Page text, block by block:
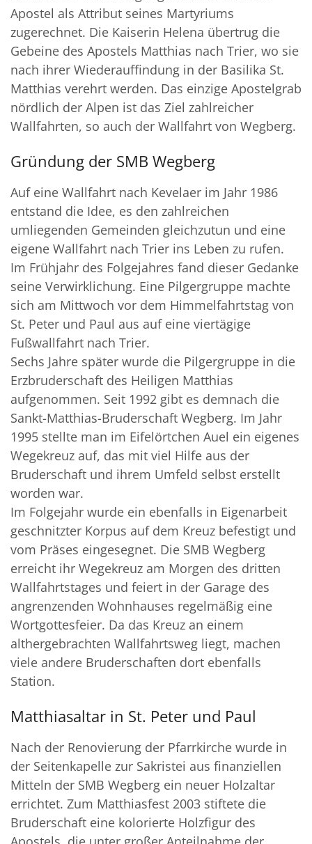
Apostel als Attribut seines Martyriums
zugerechnet. Die Kaiserin Helena übertrug die
Gebeine des Apostels Matthias nach Trier, wo sie
nach ihrer Wiederauffindung in der Basilika St.
Matthias verehrt werden. Das einzige Apostelgrab
nördlich der Alpen ist das Ziel zahlreicher
Wallfahrten, so auch der Wallfahrt von Wegberg.
Gründung der SMB Wegberg
Auf eine Wallfahrt nach Kevelaer im Jahr 1986
entstand die Idee, es den zahlreichen
umliegenden Gemeinden gleichzutun und eine
eigene Wallfahrt nach Trier ins Leben zu rufen.
Im Frühjahr des Folgejahres fand dieser Gedanke
seine Verwirklichung. Eine Pilgergruppe machte
sich am Mittwoch vor dem Himmelfahrtstag von
St. Peter und Paul aus auf eine viertägige
Fußwallfahrt nach Trier.
Sechs Jahre später wurde die Pilgergruppe in die
Erzbruderschaft des Heiligen Matthias
aufgenommen. Seit 1992 gibt es demnach die
Sankt-Matthias-Bruderschaft Wegberg. Im Jahr
1995 stellte man im Eifelörtchen Auel ein eigenes
Wegekreuz auf, das mit viel Hilfe aus der
Bruderschaft und ihrem Umfeld selbst erstellt
worden war.
Im Folgejahr wurde ein ebenfalls in Eigenarbeit
geschnitzter Korpus auf dem Kreuz befestigt und
vom Präses eingesegnet. Die SMB Wegberg
erreicht ihr Wegekreuz am Morgen des dritten
Wallfahrtstages und feiert in der Garage des
angrenzenden Wohnhauses regelmäßig eine
Wortgottesfeier. Da das Kreuz an einem
althergebrachten Wallfahrtsweg liegt, machen
viele andere Bruderschaften dort ebenfalls
Station.
Matthiasaltar in St. Peter und Paul
Nach der Renovierung der Pfarrkirche wurde in
der Seitenkapelle zur Sakristei aus finanziellen
Mitteln der SMB Wegberg ein neuer Holzaltar
errichtet. Zum Matthiasfest 2003 stiftete die
Bruderschaft eine kolorierte Holzfigur des